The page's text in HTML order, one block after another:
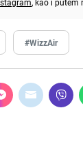
#WizzAir